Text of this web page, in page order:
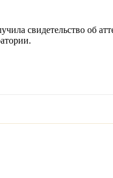
свидетельство об